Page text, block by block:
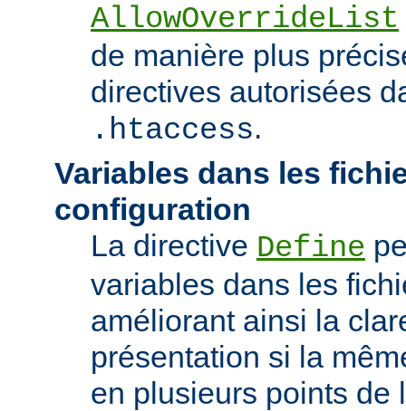
AllowOverrideList
de manière plus
directives autorisées
.htaccess.
Variables dans les
configuration
La directive Define
variables dans les
améliorant ainsi la
présentation si la
en plusieurs points de